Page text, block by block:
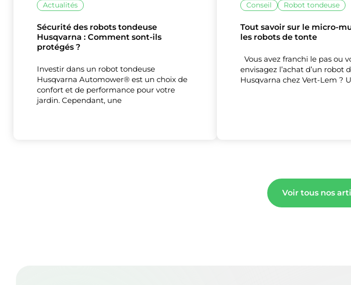
Ce site utilise des cookies et vous
Tout accepter Tout
Actualités
Sécurité des robots tondeuse
Husqvarna : Comment sont-ils
protégés ?
Investir dans un robot tondeuse
Husqvarna Automower® est un choix de
confort et de performance pour votre
jardin. Cependant, une
Conseil Robot tondeuse
Tout savoir sur le micro-
les robots de tonte
Vous avez franchi le pas ou
envisagez l’achat d’un robot
Husqvarna chez Vert-Lem ?
Voir tous nos